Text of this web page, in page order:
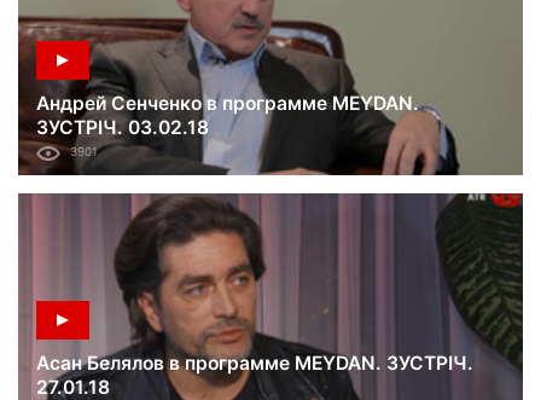
Андрей Сенченко в программе MEYDAN.
ЗУСТРІЧ. 03.02.18
3901
Асан Белялов в программе MEYDAN. ЗУСТРІЧ.
27.01.18